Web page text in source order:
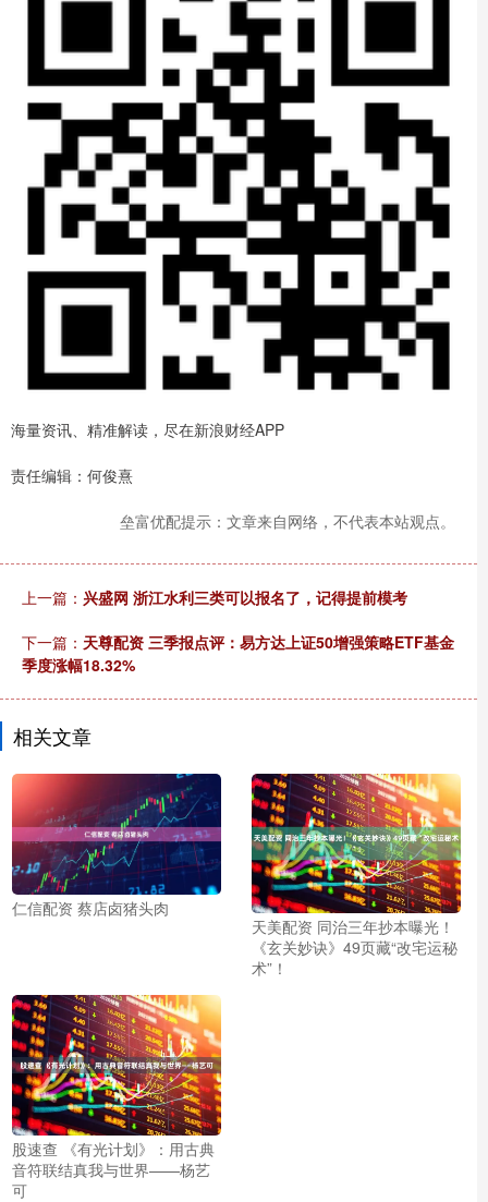
海量资讯、精准解读，尽在新浪财经APP
责任编辑：何俊熹
垒富优配提示：文章来自网络，不代表本站观点。
上一篇： 兴盛网 浙江水利三类可以报名了，记得提前模考
下一篇： 天尊配资 三季报点评：易方达上证50增强策略ETF基金
季度涨幅18.32%
相关文章
仁信配资 蔡店卤猪头肉
天美配资 同治三年抄本曝光！
《玄关妙诀》49页藏“改宅运秘
术”！
股速查 《有光计划》：用古典
音符联结真我与世界——杨艺
可